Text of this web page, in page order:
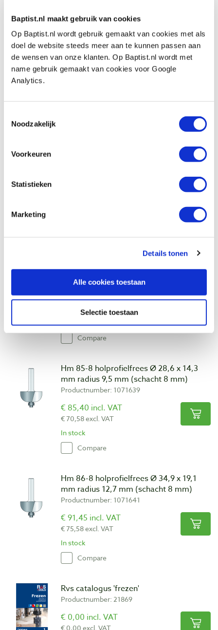
Baptist.nl maakt gebruik van cookies
Op Baptist.nl wordt gebruik gemaakt van cookies met als
doel de website steeds meer aan te kunnen passen aan
de wensen van onze klanten. Op Baptist.nl wordt met
name gebruik gemaakt van cookies voor Google
Analytics.
Noodzakelijk
Voorkeuren
Statistieken
Marketing
Details tonen
Alle cookies toestaan
Selectie toestaan
- Houdt rekening met het maximale toerental
van de frees. Hoe groter de diameter van de
frees, des te lager het toerental dient te zien, en
andersom.
Diamantstenen 80 x 50 mm grof, fijn en
Hm 84-8 holprofielfrees Ø 25,4 x 14,3
mm radius 7,9 mm (schacht 8 mm)
Productnumber: 1071637
€ 78,55 incl. VAT
€ 64,92 excl. VAT
In stock
Compare
Hm 85-8 holprofielfrees Ø 28,6 x 14,3
mm radius 9,5 mm (schacht 8 mm)
Productnumber: 1071639
€ 85,40 incl. VAT
€ 70,58 excl. VAT
In stock
Compare
Hm 86-8 holprofielfrees Ø 34,9 x 19,1
mm radius 12,7 mm (schacht 8 mm)
Productnumber: 1071641
€ 91,45 incl. VAT
€ 75,58 excl. VAT
In stock
Compare
Rvs catalogus 'frezen'
Productnumber: 21869
€ 0,00 incl. VAT
€ 0,00 excl. VAT